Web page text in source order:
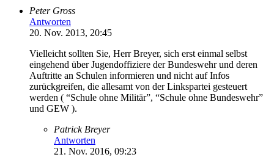
Peter Gross
Antworten
20. Nov. 2013, 20:45
Vielleicht sollten Sie, Herr Breyer, sich erst einmal selbst
eingehend über Jugendoffiziere der Bundeswehr und deren
Auftritte an Schulen informieren und nicht auf Infos
zurückgreifen, die allesamt von der Linkspartei gesteuert
werden ( “Schule ohne Militär”, “Schule ohne Bundeswehr”
und GEW ).
Patrick Breyer
Antworten
21. Nov. 2016, 09:23